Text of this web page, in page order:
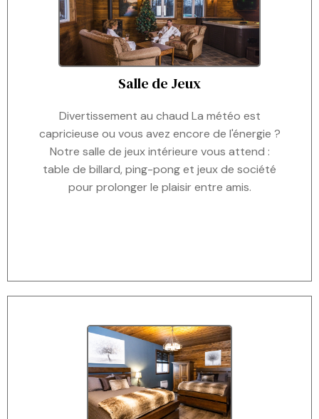
Salle de Jeux
Divertissement au chaud La météo est
capricieuse ou vous avez encore de l'énergie ?
Notre salle de jeux intérieure vous attend :
table de billard, ping-pong et jeux de société
pour prolonger le plaisir entre amis.